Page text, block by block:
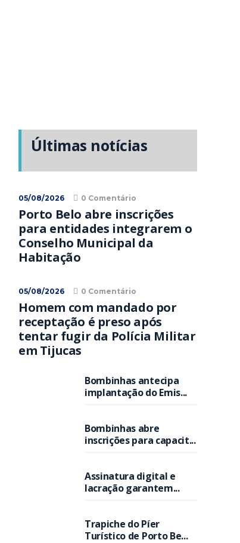
Últimas notícias
05/08/2026 0 Comentário
Porto Belo abre inscrições
para entidades integrarem o
Conselho Municipal da
Habitação
05/08/2026 0 Comentário
Homem com mandado por
receptação é preso após
tentar fugir da Polícia Militar
em Tijucas
Bombinhas antecipa
implantação do Emis...
Bombinhas abre
inscrições para capacit...
Assinatura digital e
lacração garantem...
Trapiche do Píer
Turístico de Porto Be...